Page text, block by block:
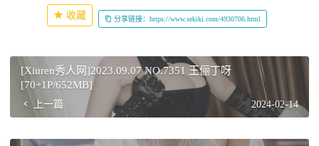
收藏 分享链接：https://www.sekiki.com/4930706.html
[Xiuren秀人网]2023.09.07 NO.7351 王俪丁呀
[70+1P/652MB]
上一篇 2024-02-14